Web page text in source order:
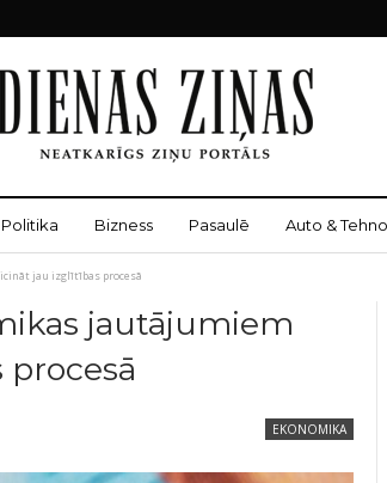
Politika Bizness Pasaulē Auto &
jau izglītības procesā
jautājumiem
EKONOMIKA